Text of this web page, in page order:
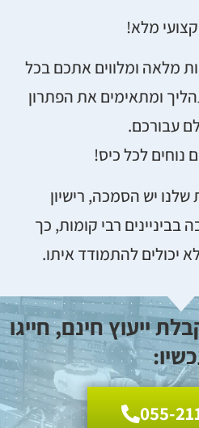
מלא!
מלאה ומלווים אתכם בכל
ומתאימים את הפתרון
עבורכם.
נוחים לכל כיס!
יש הסמכה, רישיון
בביניינים רבי קומות, כך
יכולים להתמודד איתו.
ייעוץ חינם, חייגו
055-